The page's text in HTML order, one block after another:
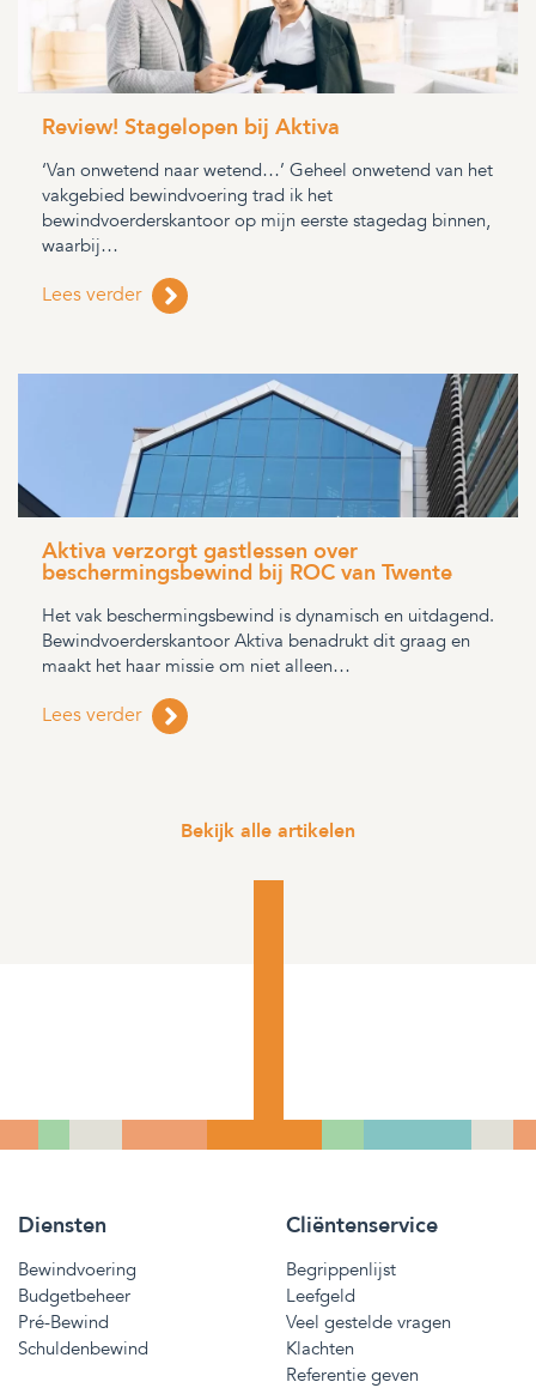
Review! Stagelopen bij Aktiva
‘Van onwetend naar wetend…’ Geheel onwetend van het
vakgebied bewindvoering trad ik het
bewindvoerderskantoor op mijn eerste stagedag binnen,
waarbij…
Lees verder
Aktiva verzorgt gastlessen over
beschermingsbewind bij ROC van Twente
Het vak beschermingsbewind is dynamisch en uitdagend.
Bewindvoerderskantoor Aktiva benadrukt dit graag en
maakt het haar missie om niet alleen…
Lees verder
Bekijk alle artikelen
Diensten
Bewindvoering
Budgetbeheer
Pré-Bewind
Schuldenbewind
Cliëntenservice
Begrippenlijst
Leefgeld
Veel gestelde vragen
Klachten
Referentie geven